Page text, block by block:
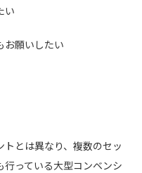
い
お願いしたい
とは異なり、複数のセッ
っている大型コンベンシ